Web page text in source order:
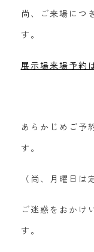
尚、ご来場につ
す。
展示場来場予約
あらかじめご予
す。
（尚、月曜日は
ご迷惑をおかけ
す。